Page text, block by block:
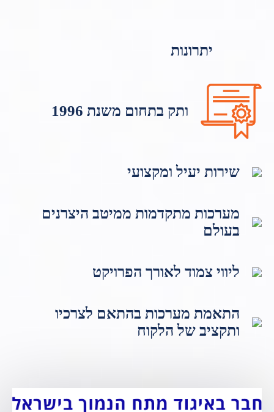
יתרונות
ותק בתחום משנת 1996
שירות יעיל ומקצועי
מערכות מתקדמות ממיטב היצרנים
בעולם
ליווי צמוד לאורך הפרויקט
התאמת מערכות בהתאם לצרכיו
ותקציב של הלקוח